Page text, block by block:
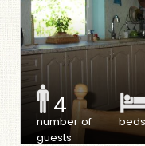
4
number of
guests
beds